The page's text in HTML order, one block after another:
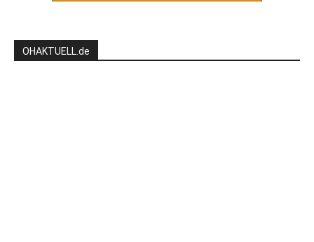
OHAKTUELL.de